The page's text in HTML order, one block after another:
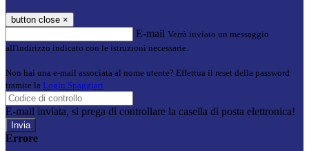
button close ×
E-mail Verrà inviato un messaggio
all'indirizzo indicato con le istruzioni necessarie.
Non hai una e-mail associata al nome utente? Effettua il reset della password
tramite la Login Spaggiari
E-mail inviata, si prega di controllare la casella di posta elettronica!
Errore